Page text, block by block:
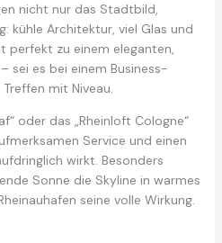
nicht nur das Stadtbild,
kühle Architektur, viel Glas und
perfekt zu einem eleganten,
sei es bei einem Business-
mit Niveau.
oder das „Rheinloft Cologne“
Service und einen
wirkt. Besonders
Sonne die Skyline in warmes
seine volle Wirkung.